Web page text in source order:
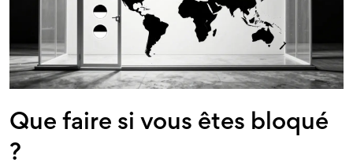
Que faire si vous êtes bloqué
?